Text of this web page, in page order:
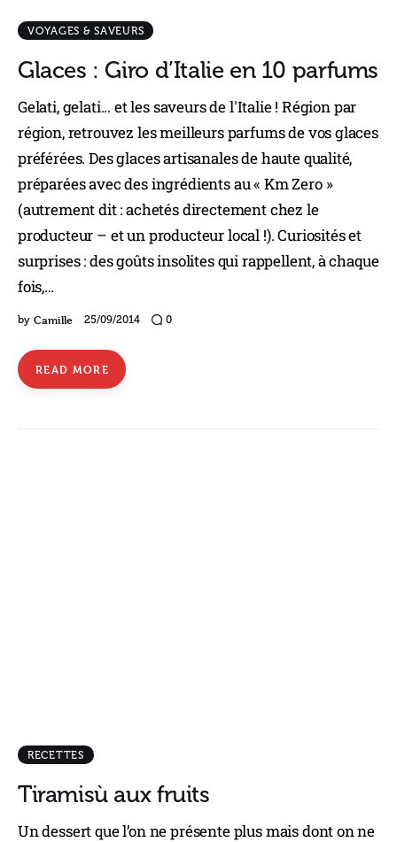
VOYAGES & SAVEURS
Glaces : Giro d’Italie en 10 parfums
Gelati, gelati... et les saveurs de l'Italie ! Région par
région, retrouvez les meilleurs parfums de vos glaces
préférées. Des glaces artisanales de haute qualité,
préparées avec des ingrédients au « Km Zero »
(autrement dit : achetés directement chez le
producteur – et un producteur local !). Curiosités et
surprises : des goûts insolites qui rappellent, à chaque
fois,…
by Camille 25/09/2014 0
READ MORE
RECETTES
Tiramisù aux fruits
Un dessert que l’on ne présente plus mais dont on ne